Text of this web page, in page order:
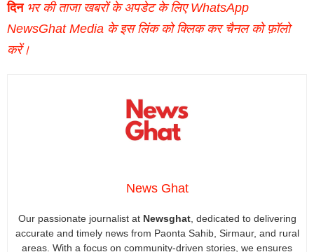
दिनभर की ताजा खबरों के अपडेट के लिए WhatsApp
NewsGhat Media के इस लिंक को क्लिक कर चैनल को फ़ॉलो
करें।
News Ghat
Our passionate journalist at Newsghat, dedicated to delivering
accurate and timely news from Paonta Sahib, Sirmaur, and rural
areas. With a focus on community-driven stories, we ensures